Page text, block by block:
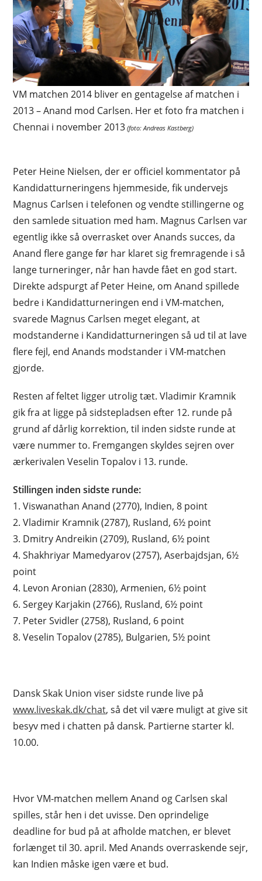
VM matchen 2014 bliver en gentagelse af matchen i
2013 – Anand mod Carlsen. Her et foto fra matchen i
Chennai i november 2013 (foto: Andreas Kastberg)
Peter Heine Nielsen, der er officiel kommentator på
Kandidatturneringens hjemmeside, fik undervejs
Magnus Carlsen i telefonen og vendte stillingerne og
den samlede situation med ham. Magnus Carlsen var
egentlig ikke så overrasket over Anands succes, da
Anand flere gange før har klaret sig fremragende i så
lange turneringer, når han havde fået en god start.
Direkte adspurgt af Peter Heine, om Anand spillede
bedre i Kandidatturneringen end i VM-matchen,
svarede Magnus Carlsen meget elegant, at
modstanderne i Kandidatturneringen så ud til at lave
flere fejl, end Anands modstander i VM-matchen
gjorde.
Resten af feltet ligger utrolig tæt. Vladimir Kramnik
gik fra at ligge på sidstepladsen efter 12. runde på
grund af dårlig korrektion, til inden sidste runde at
være nummer to. Fremgangen skyldes sejren over
ærkerivalen Veselin Topalov i 13. runde.
Stillingen inden sidste runde:
1. Viswanathan Anand (2770), Indien, 8 point
2. Vladimir Kramnik (2787), Rusland, 6½ point
3. Dmitry Andreikin (2709), Rusland, 6½ point
4. Shakhriyar Mamedyarov (2757), Aserbajdsjan, 6½
point
4. Levon Aronian (2830), Armenien, 6½ point
6. Sergey Karjakin (2766), Rusland, 6½ point
7. Peter Svidler (2758), Rusland, 6 point
8. Veselin Topalov (2785), Bulgarien, 5½ point
Dansk Skak Union viser sidste runde live på
www.liveskak.dk/chat, så det vil være muligt at give sit
besyv med i chatten på dansk. Partierne starter kl.
10.00.
Hvor VM-matchen mellem Anand og Carlsen skal
spilles, står hen i det uvisse. Den oprindelige
deadline for bud på at afholde matchen, er blevet
forlænget til 30. april. Med Anands overraskende sejr,
kan Indien måske igen være et bud.